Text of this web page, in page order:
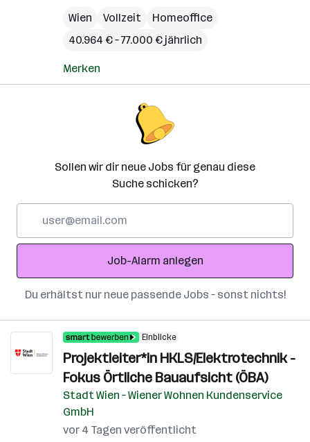
Wien
Vollzeit
Homeoffice
40.964 € – 77.000 € jährlich
Merken
Sollen wir dir neue Jobs für genau diese
Suche schicken?
Adresse
Job-Alarm anlegen
Du erhältst nur neue passende Jobs – sonst nichts!
Einblicke
Projektleiter*in HKLS/Elektrotechnik -
Fokus Örtliche Bauaufsicht (ÖBA)
Stadt Wien – Wiener Wohnen Kundenservice
GmbH
vor 4 Tagen veröffentlicht